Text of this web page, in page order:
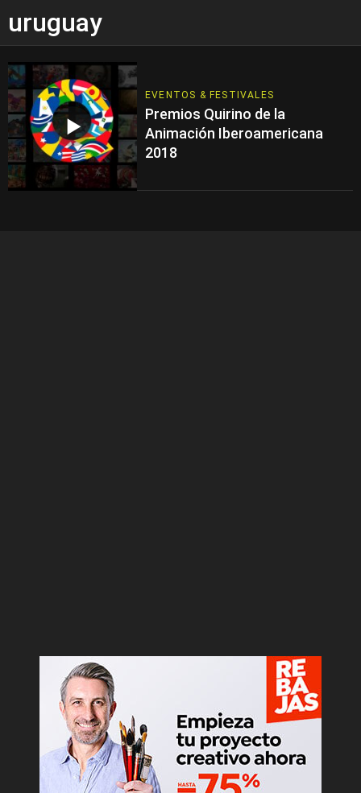
uruguay
EVENTOS & FESTIVALES
Premios Quirino de la
Animación Iberoamericana
2018